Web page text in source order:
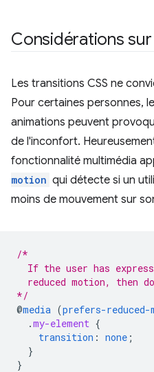
Considérations
Les transitions CSS ne
Pour certaines personnes,
animations peuvent
de l'inconfort.
fonctionnalité multimédia
motion qui détecte si un
moins de mouvement sur
/*
If the user has
reduced motion, then
*/
@media (prefers-reduced-
.my-element {
transition : none ;
}
}